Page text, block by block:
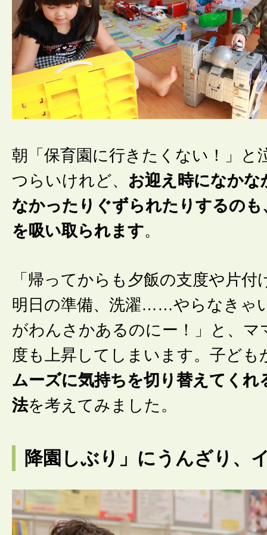
朝「保育園に行きたくない！」と
つらいけれど、 お迎え時になかな
なかったりぐずられたりするのも
を吸い取られます。
「帰ってからも夕飯の支度や片付
明日の準備、洗濯……やらなきゃ
がわんさかあるのにー！」と、マ
度も上昇してしまいます。子ども
ムーズに気持ちを切り替えてくれ
法を考えてみました。
降園しぶり」にうんざり、